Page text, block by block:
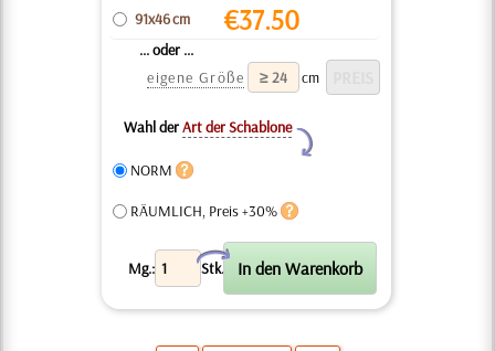
91x46 cm €37.50
... oder ...
eigene Größe
cm
Wahl derArt der Schablone
Y
NORM
RÄUMLICH, Preis +30%
Mg.: Stk.
X